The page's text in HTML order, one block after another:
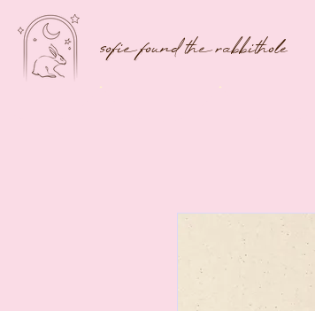
sofie found the rabbithole